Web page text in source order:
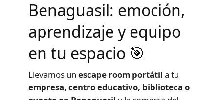
Benaguasil: emoción,
aprendizaje y equipo
en tu espacio 🎯
Llevamos un escape room portátil a tu
empresa, centro educativo, biblioteca o